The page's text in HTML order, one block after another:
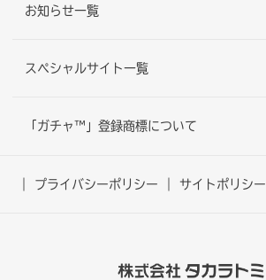
お知らせ一覧
スペシャルサイト一覧
「ガチャ™」登録商標について
プライバシーポリシー サイトポリシー